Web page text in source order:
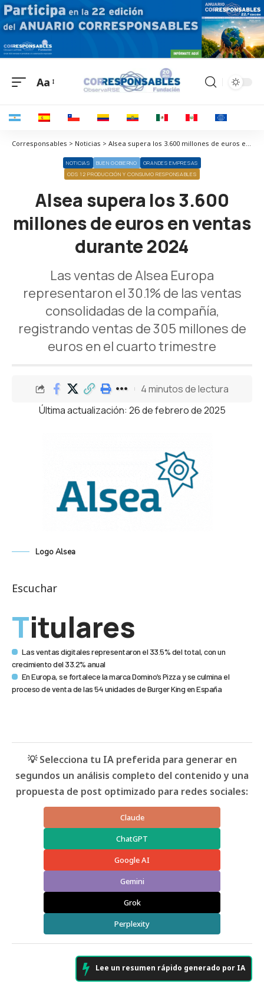
Aa
Corresponsables > Noticias > Alsea supera los 3.600 millones de euros en ventas durante 2024
NOTICIAS BUEN GOBIERNO
GRANDES EMPRESAS
ODS 12 PRODUCCIÓN Y CONSUMO RESPONSABLES
Alsea supera los 3.600
millones de euros en ventas
durante 2024
Las ventas de Alsea Europa
representaron el 30.1% de las ventas
consolidadas de la compañía,
registrando ventas de 305 millones de
euros en el cuarto trimestre
Última actualización: 26 de febrero de 2025
4 minutos de lectura
Logo Alsea
Escuchar
Titulares
Las ventas digitales representaron el 33.5% del total, con un
crecimiento del 33.2% anual
En Europa, se fortalece la marca Domino’s Pizza y se culmina el
proceso de venta de las 54 unidades de Burger King en España
💡 Selecciona tu IA preferida para generar en
segundos un análisis completo del contenido y una
propuesta de post optimizado para redes sociales:
Claude
ChatGPT
Google AI
Gemini
Grok
Perplexity
Lee un resumen rápido generado por IA